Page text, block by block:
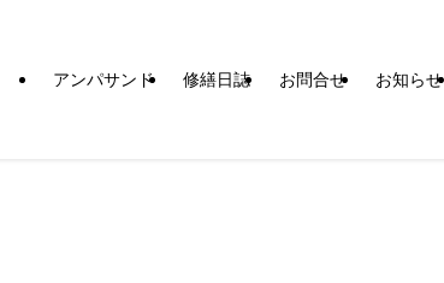
アンパサンド 修繕日誌 お問合せ お知らせ